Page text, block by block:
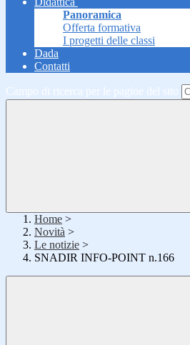
Panoramica
Offerta formativa
I progetti delle classi
Dada
Contatti
Campo di ricerca per le pagine del sito
Home >
Novità >
Le notizie >
SNADIR INFO-POINT n.166